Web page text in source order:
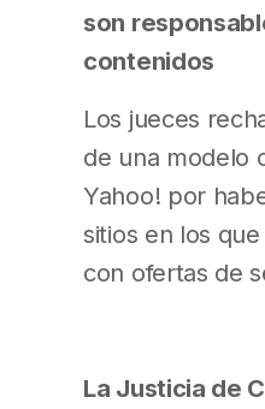
son
contenidos
Los jueces
de una modelo
Yahoo! por
sitios en los
con ofertas de
La Justicia de